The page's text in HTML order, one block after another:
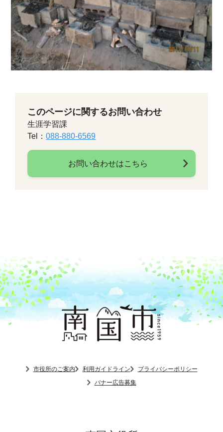
このページに関するお問い合わせ
生涯学習課
Tel：088-880-6569
お問い合わせはこちら
市役所のご案内 利用ガイドライン
プライバシーポリシー
バナー広告募集